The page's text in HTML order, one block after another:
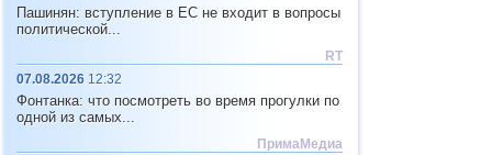
03.01
СЗФО
Сильнейший шторм в
03.01
Индонезия
Вулкан Синабунг засыпал
деревни пеплом
Вулканическая
Пашинян: вступление в ЕС не входит в вопросы
политической...
RT
07.08.2026 12:32
Фонтанка: что посмотреть во время прогулки по
одной из самых...
ПримаМедиа